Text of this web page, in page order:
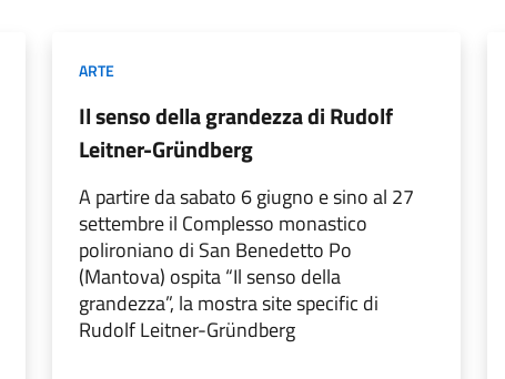
ARTE
Il senso della grandezza di Rudolf
Leitner-Gründberg
A partire da sabato 6 giugno e sino al 27
settembre il Complesso monastico
polironiano di San Benedetto Po
(Mantova) ospita “Il senso della
grandezza”, la mostra site specific di
Rudolf Leitner-Gründberg